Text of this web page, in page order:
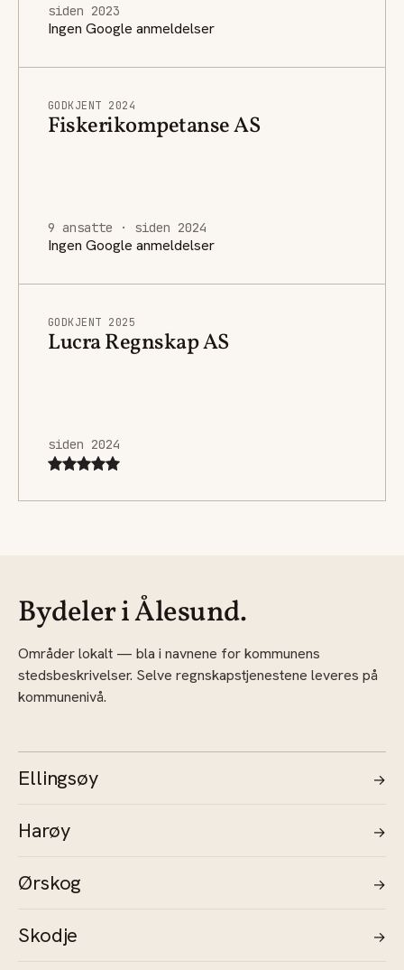
siden 2023
Ingen Google anmeldelser
GODKJENT 2024
Fiskerikompetanse AS
9 ansatte · siden 2024
Ingen Google anmeldelser
GODKJENT 2025
Lucra Regnskap AS
siden 2024
Bydeler i Ålesund.
Områder lokalt — bla i navnene for kommunens
stedsbeskrivelser. Selve regnskapstjenestene leveres på
kommunenivå.
Ellingsøy →
Harøy →
Ørskog →
Skodje →